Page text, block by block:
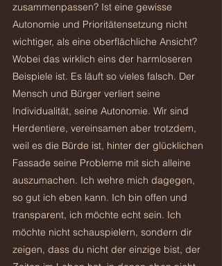
zusammenpassen? Ist eine gewisse
Autonomie und Prioritätensetzung nicht
wichtiger, als eine oberflächliche Ansicht?
Wobei das wirklich eins der harmloseren
Beispiele ist. Es läuft so vieles falsch. Der
Mensch und Bürger verliert seine
Individualität, seine Autonomie. Wir sind
Herdentiere, vereinsamen aber trotzdem,
weil es die Bürde ist, hinter der glücklichen
Fassade seine Probleme mit sich alleine
auszumachen. Ich wehre mich dagegen,
so gut ich eben kann. Ich bin offen und
transparent, ich möchte echt sein. Ich
möchte nicht schauspielern, sondern dir
zeigen, dass du nicht der einzige bist, der